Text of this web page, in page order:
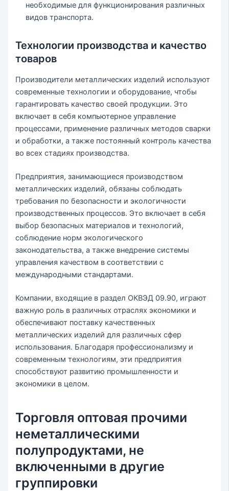
необходимые для функционирования различных
видов транспорта.
Технологии производства и качество
товаров
Производители металлических изделий используют
современные технологии и оборудование, чтобы
гарантировать качество своей продукции. Это
включает в себя компьютерное управление
процессами, применение различных методов сварки
и обработки, а также постоянный контроль качества
во всех стадиях производства.
Предприятия, занимающиеся производством
металлических изделий, обязаны соблюдать
требования по безопасности и экологичности
производственных процессов. Это включает в себя
выбор безопасных материалов и технологий,
соблюдение норм экологического
законодательства, а также внедрение системы
управления качеством в соответствии с
международными стандартами.
Компании, входящие в раздел ОКВЭД 09.90, играют
важную роль в различных отраслях экономики и
обеспечивают поставку качественных
металлических изделий для различных сфер
использования. Благодаря профессионализму и
современным технологиям, эти предприятия
способствуют развитию промышленности и
экономики в целом.
Торговля оптовая прочими
неметаллическими
полупродуктами, не
включенными в другие
группировки